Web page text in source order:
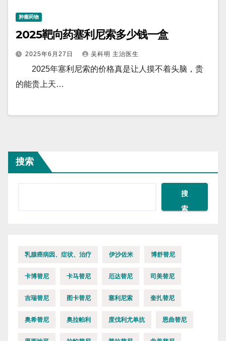
肿瘤药物
2025靶向药塞利尼索多少钱一盒
2025年6月27日 吴科明 主治医生
2025年塞利尼索的价格真是让人摸不着头脑，贵
的能贵上天…
搜索
搜
索
乳腺癌病因、症状、治疗 伊沙佐米 博舒替尼
卡博替尼 卡马替尼 厄达替尼 司美替尼
吉瑞替尼 图卡替尼 塞利尼索 奎扎替尼
奥希替尼 奥拉帕利 度伐利尤单抗 恩曲替尼